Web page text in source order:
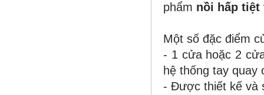
phẩm nồi hấp tiệt
Một số đặc điểm
- 1 cửa hoặc 2
hệ thống tay quay
- Được thiết kế và